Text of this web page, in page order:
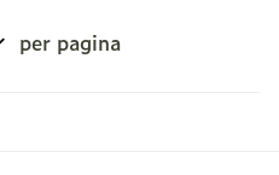
per pagina